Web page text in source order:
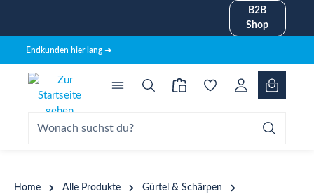
B2B
Shop
Endkunden hier lang ➜
Home Alle Produkte
Gürtel & Schärpen